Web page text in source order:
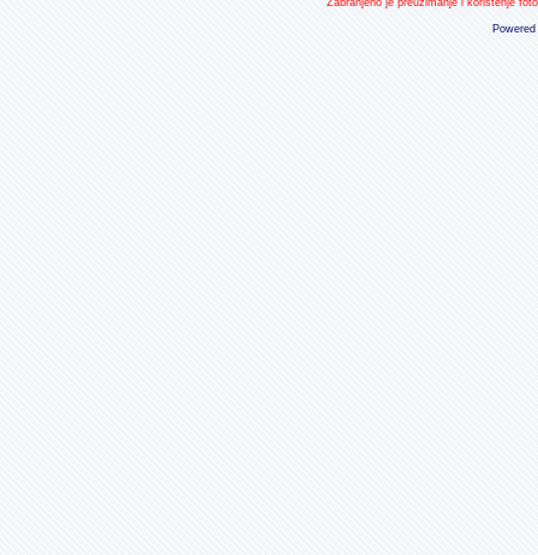
Zabranjeno je preuzimanje i korištenje